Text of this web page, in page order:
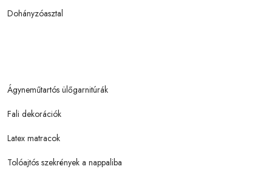
Dohányzóasztal
Ágyneműtartós ülőgarnitúrák
Fali dekorációk
Latex matracok
Tolóajtós szekrények a nappaliba